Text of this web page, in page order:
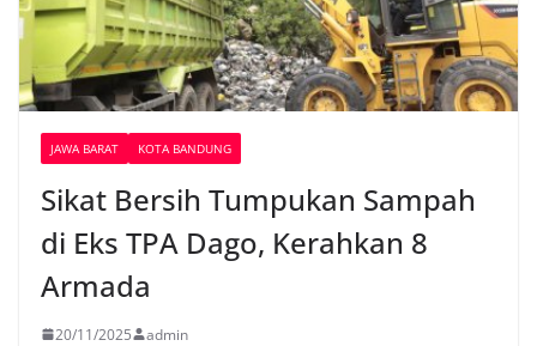
JAWA BARAT KOTA BANDUNG
Sikat Bersih Tumpukan Sampah
di Eks TPA Dago, Kerahkan 8
Armada
20/11/2025 admin